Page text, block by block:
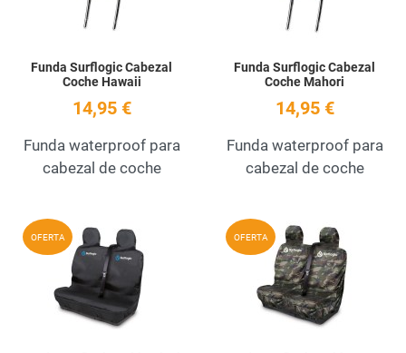
Funda Surflogic Cabezal
Coche Hawaii
14,95 €
Funda waterproof para
cabezal de coche
Funda Surflogic Cabezal
Coche Mahori
14,95 €
Funda waterproof para
cabezal de coche
OFERTA Add to Wishlist
OFERTA